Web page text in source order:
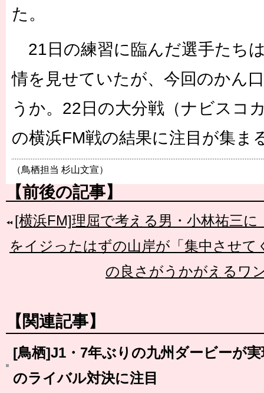
た。
21日の練習に臨んだ選手たち
情を見せていたが、今回のかん
うか。22日の大分戦（ナビスコ
の横浜FM戦の結果に注目が集ま
（鳥栖担当 杉山文宣）
【前後の記事】
[横浜FM]理屈で考える男・小林祐三に
をイジったはずの山岸が「集中させて
の良さがうかがえるワ
【関連記事】
[鳥栖]J1・7年ぶりの九州ダービーが
のライバル対決に注目